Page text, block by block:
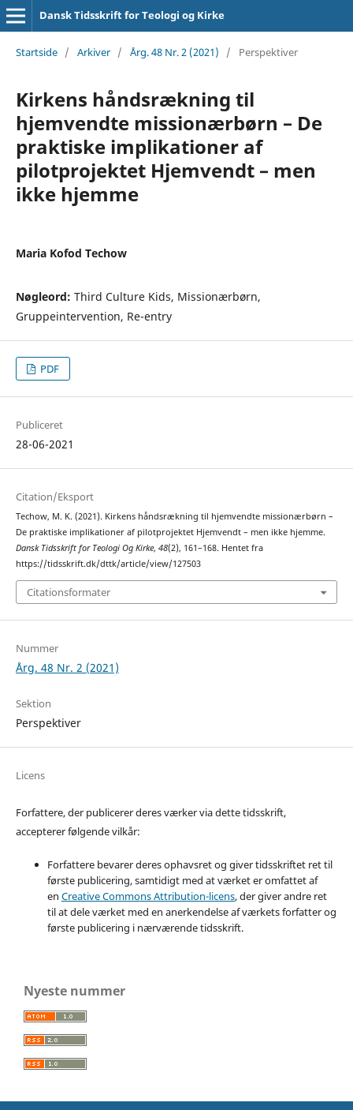
Dansk Tidsskrift for Teologi og Kirke
Startside / Arkiver / Årg. 48 Nr. 2 (2021) / Perspektiver
Kirkens håndsrækning til
hjemvendte missionærbørn – De
praktiske implikationer af
pilotprojektet Hjemvendt – men
ikke hjemme
Maria Kofod Techow
Nøgleord: Third Culture Kids, Missionærbørn,
Gruppeintervention, Re-entry
PDF
Publiceret
28-06-2021
Citation/Eksport
Techow, M. K. (2021). Kirkens håndsrækning til hjemvendte missionærbørn –
De praktiske implikationer af pilotprojektet Hjemvendt – men ikke hjemme.
Dansk Tidsskrift for Teologi Og Kirke, 48(2), 161–168. Hentet fra
https://tidsskrift.dk/dttk/article/view/127503
Citationsformater
Nummer
Årg. 48 Nr. 2 (2021)
Sektion
Perspektiver
Licens
Forfattere, der publicerer deres værker via dette tidsskrift,
accepterer følgende vilkår:
Forfattere bevarer deres ophavsret og giver tidsskriftet ret til
første publicering, samtidigt med at værket er omfattet af
en Creative Commons Attribution-licens, der giver andre ret
til at dele værket med en anerkendelse af værkets forfatter og
første publicering i nærværende tidsskrift.
Nyeste nummer